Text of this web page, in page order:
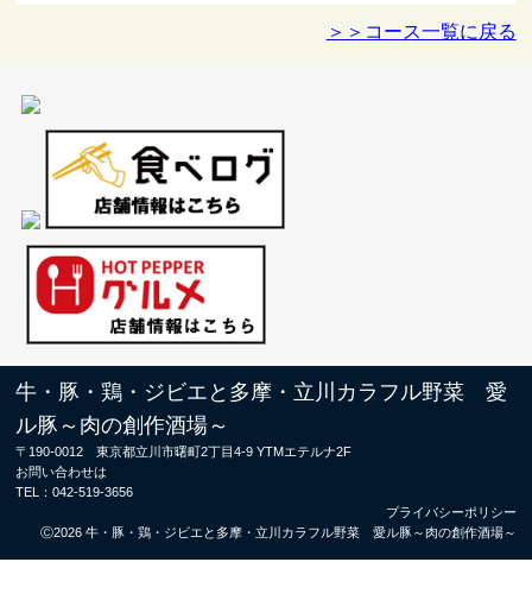
＞＞コース一覧に戻る
牛・豚・鶏・ジビエと多摩・立川カラフル野菜 愛
ル豚～肉の創作酒場～
〒190-0012 東京都立川市曙町2丁目4-9 YTMエテルナ2F
お問い合わせは
TEL：042-519-3656
プライバシーポリシー
Ⓒ2026 牛・豚・鶏・ジビエと多摩・立川カラフル野菜 愛ル豚～肉の創作酒場～